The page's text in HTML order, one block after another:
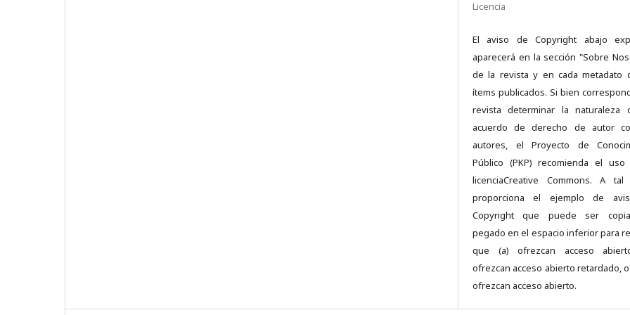
Licencia
El aviso de Copyright abajo
aparecerá en la sección "Sobre
de la revista y en cada metadato
ítems publicados. Si bien
revista determinar la naturaleza
acuerdo de derecho de autor
autores, el Proyecto de
Público (PKP) recomienda el
licenciaCreative Commons. A tal
proporciona el ejemplo de
Copyright que puede ser
pegado en el espacio inferior para
que (a) ofrezcan acceso
ofrezcan acceso abierto retardado,
ofrezcan acceso abierto.